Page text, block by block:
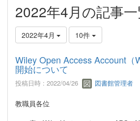
2022年4月の記事
2022年4月 10件
Wiley Open Access Account（
開始について
投稿日時 : 2022/04/26 図書館管理者
教職員各位